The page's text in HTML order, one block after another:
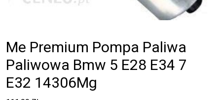
Me Premium Pompa Paliwa
Paliwowa Bmw 5 E28 E34 7
E32 14306Mg